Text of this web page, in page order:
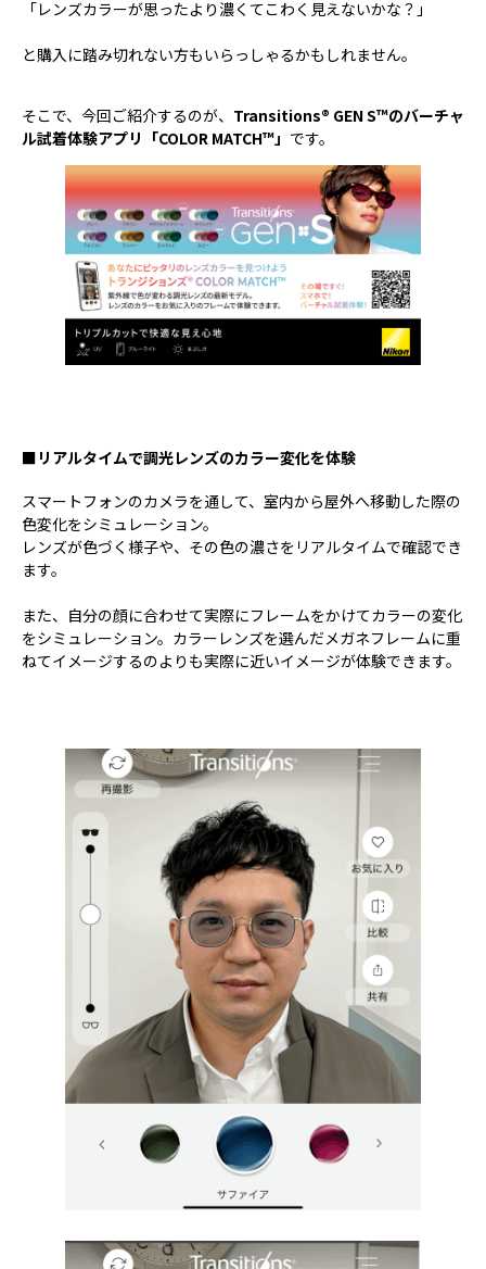
「レンズカラーが思ったより濃くてこわく見えないかな？」
と購入に踏み切れない方もいらっしゃるかもしれません。
そこで、今回ご紹介するのが、 Transitions® GEN S™のバーチャ
ル試着体験アプリ「COLOR MATCH™」 です。
■リアルタイムで調光レンズのカラー変化を体験
スマートフォンのカメラを通して、室内から屋外へ移動した際の
色変化をシミュレーション。
レンズが色づく様子や、その色の濃さをリアルタイムで確認でき
ます。
また、自分の顔に合わせて実際にフレームをかけてカラーの変化
をシミュレーション。カラーレンズを選んだメガネフレームに重
ねてイメージするのよりも実際に近いイメージが体験できます。